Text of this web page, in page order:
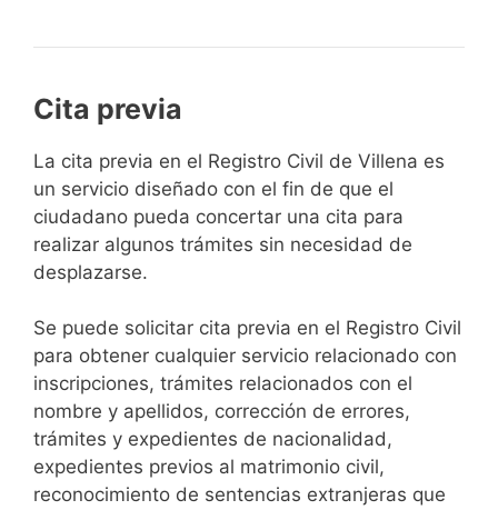
Cita previa
​​​​​​​​​​​​​​​​​​​​​​​​​​​​La cita previa en el Registro Civil de Villena es
un servicio diseñado con el fin de que el
ciudadano pueda concertar una cita para
realizar algunos trámites sin necesidad de
desplazarse.​
Se puede solicitar cita previa en el Registro Civil
para obtener cualquier servicio relacionado con
inscripciones, trámites relacionados con el
nombre y apellidos, corrección de errores,
trámites y expedientes de nacionalidad,
expedientes previos al matrimonio civil,
reconocimiento de sentencias extranjeras que